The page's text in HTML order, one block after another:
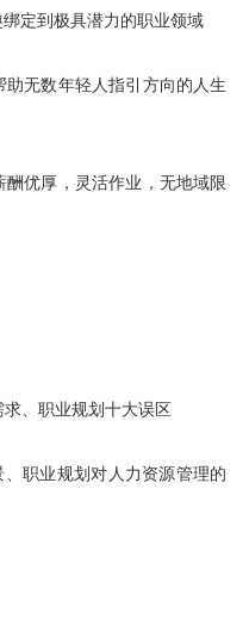
到极具潜力的职业领域
无数年轻人指引方向的人生
优厚，灵活作业，无地域限
、职业规划十大误区
职业规划对人力资源管理的